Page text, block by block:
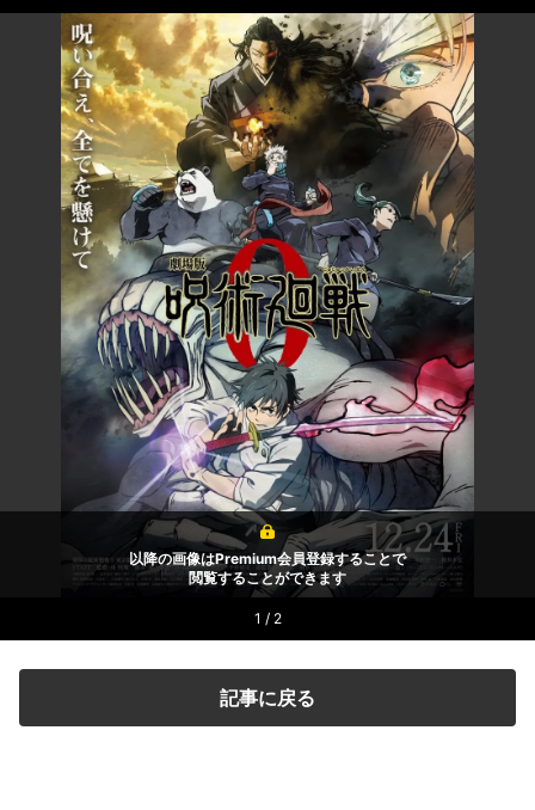
以降の画像はPremium会員登録することで
閲覧することができます
1 / 2
記事に戻る